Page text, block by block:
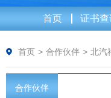
首页 证书查
首页 > 合作伙伴 > 北汽
合作伙伴